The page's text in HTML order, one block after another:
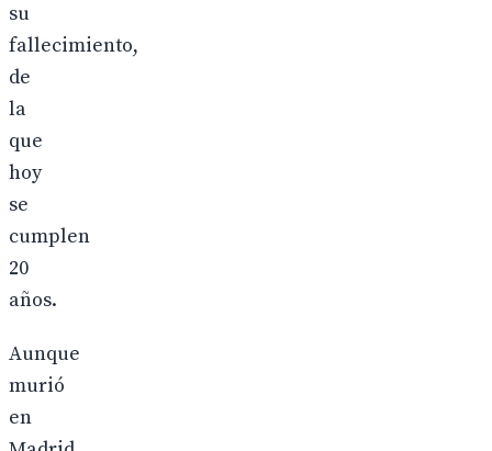
su
fallecimiento,
de
la
que
hoy
se
cumplen
20
años.
Aunque
murió
en